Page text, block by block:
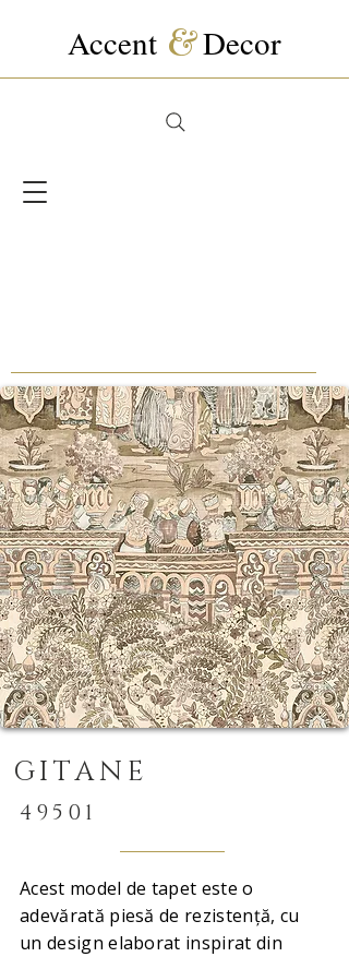
Accent &Decor
GITANE
49501
Acest model de tapet este o
adevărată piesă de rezistență, cu
un design elaborat inspirat din